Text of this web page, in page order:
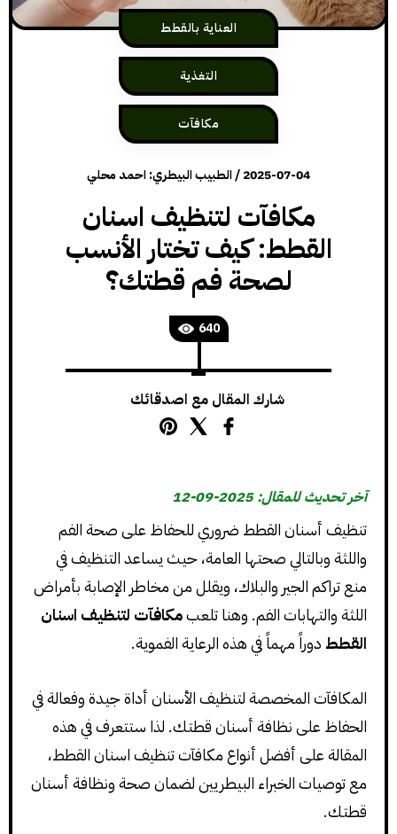
العناية بالقطط
التغذية
مكافآت
2025-07-04
/الطبيب البيطري: احمد محلي
مكافآت لتنظيف اسنان
القطط: كيف تختار الأنسب
لصحة فم قطتك؟
640
شارك المقال مع اصدقائك
آخر تحديث للمقال: 2025-09-12
تنظيف أسنان القطط ضروري للحفاظ على صحة الفم
واللثة وبالتالي صحتها العامة، حيث يساعد التنظيف في
منع تراكم الجير والبلاك، ويقلل من مخاطر الإصابة بأمراض
اللثة والتهابات الفم. وهنا تلعبمكافآت لتنظيف اسنان
القطط دوراً مهماً في هذه الرعاية الفموية.
المكافآت المخصصة لتنظيف الأسنان أداة جيدة وفعالة في
الحفاظ على نظافة أسنان قطتك. لذا ستتعرف في هذه
المقالة على أفضل أنواع مكافآت تنظيف اسنان القطط،
مع توصيات الخبراء البيطريين لضمان صحة ونظافة أسنان
قطتك.